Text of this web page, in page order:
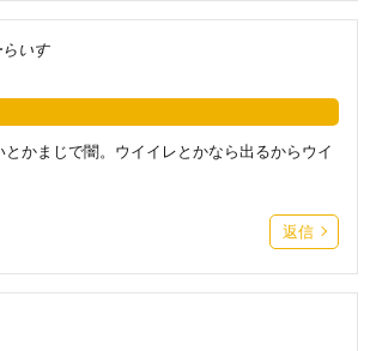
いす
かまじで闇。ウイイレとかなら出るからウイ
返信